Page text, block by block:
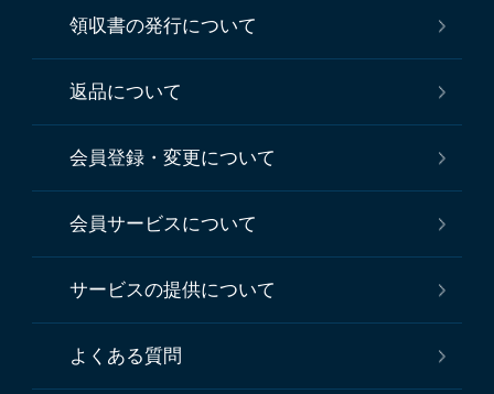
領収書の発行について
返品について
会員登録・変更について
会員サービスについて
サービスの提供について
よくある質問